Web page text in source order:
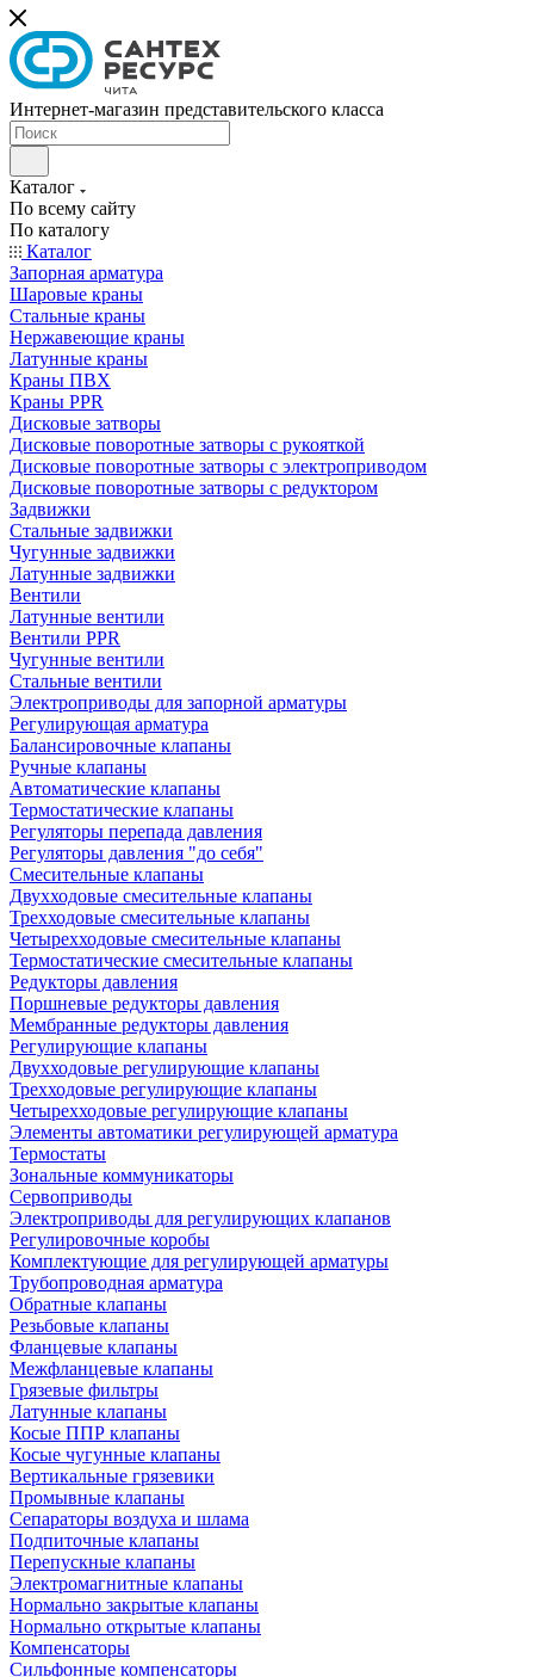
Интернет-магазин представительского класса
Каталог
По всему сайту
По каталогу
Каталог
Запорная арматура
Шаровые краны
Стальные краны
Нержавеющие краны
Латунные краны
Краны ПВХ
Краны PPR
Дисковые затворы
Дисковые поворотные затворы с рукояткой
Дисковые поворотные затворы с электроприводом
Дисковые поворотные затворы с редуктором
Задвижки
Стальные задвижки
Чугунные задвижки
Латунные задвижки
Вентили
Латунные вентили
Вентили PPR
Чугунные вентили
Стальные вентили
Электроприводы для запорной арматуры
Регулирующая арматура
Балансировочные клапаны
Ручные клапаны
Автоматические клапаны
Термостатические клапаны
Регуляторы перепада давления
Регуляторы давления "до себя"
Смесительные клапаны
Двухходовые смесительные клапаны
Трехходовые смесительные клапаны
Четырехходовые смесительные клапаны
Термостатические смесительные клапаны
Редукторы давления
Поршневые редукторы давления
Мембранные редукторы давления
Регулирующие клапаны
Двухходовые регулирующие клапаны
Трехходовые регулирующие клапаны
Четырехходовые регулирующие клапаны
Элементы автоматики регулирующей арматура
Термостаты
Зональные коммуникаторы
Сервоприводы
Электроприводы для регулирующих клапанов
Регулировочные коробы
Комплектующие для регулирующей арматуры
Трубопроводная арматура
Обратные клапаны
Резьбовые клапаны
Фланцевые клапаны
Межфланцевые клапаны
Грязевые фильтры
Латунные клапаны
Косые ППР клапаны
Косые чугунные клапаны
Вертикальные грязевики
Промывные клапаны
Сепараторы воздуха и шлама
Подпиточные клапаны
Перепускные клапаны
Электромагнитные клапаны
Нормально закрытые клапаны
Нормально открытые клапаны
Компенсаторы
Сильфонные компенсаторы